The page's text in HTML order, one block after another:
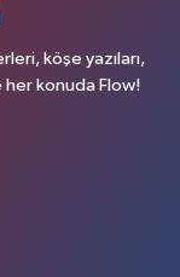
köşe yazıları,
konuda Flow!